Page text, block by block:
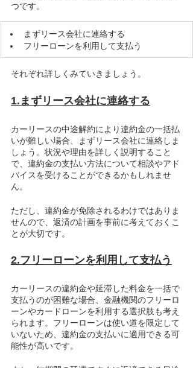
つです。
​まずリース会社に連絡する
フリーローンを利用して支払う
それぞれ詳しくみていきましょう。
1.まずリース会社に連絡する
カーリースの中途解約により違約金の一括払
いが難しい場合、まずリース会社に連絡しま
しょう。状況や理由を詳しく説明すること
で、違約金の支払い方法について相談やアド
バイスを受けることができるかもしれませ
ん。
ただし、違約金が免除されるわけではありま
せんので、返済の計画を事前に考えておくこ
とが大切です。
2.フリーローンを利用して支払う
カーリースの違約金や延滞した料金を一括で
支払うのが困難な場合、金融機関のフリーロ
ーンやカードローンを利用する選択肢も考え
られます。フリーローンは使い道を限定して
いないため、違約金の支払いに適用できる可
能性が高いです。